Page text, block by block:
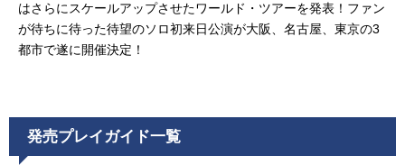
はさらにスケールアップさせたワールド・ツアーを発表！ファン
が待ちに待った待望のソロ初来日公演が大阪、名古屋、東京の3
都市で遂に開催決定！
発売プレイガイド一覧